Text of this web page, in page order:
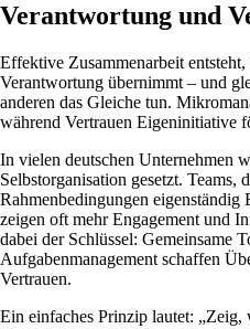
Verantwortung und
Effektive Zusammenarbeit
Verantwortung übernimmt – und
anderen das Gleiche tun.
während Vertrauen Eigeninitiative
In vielen deutschen Unternehmen
Selbstorganisation gesetzt. Teams,
Rahmenbedingungen eigenständig
zeigen oft mehr Engagement und
dabei der Schlüssel: Gemeinsame
Aufgabenmanagement schaffen
Vertrauen.
Ein einfaches Prinzip lautet: „Zeig,